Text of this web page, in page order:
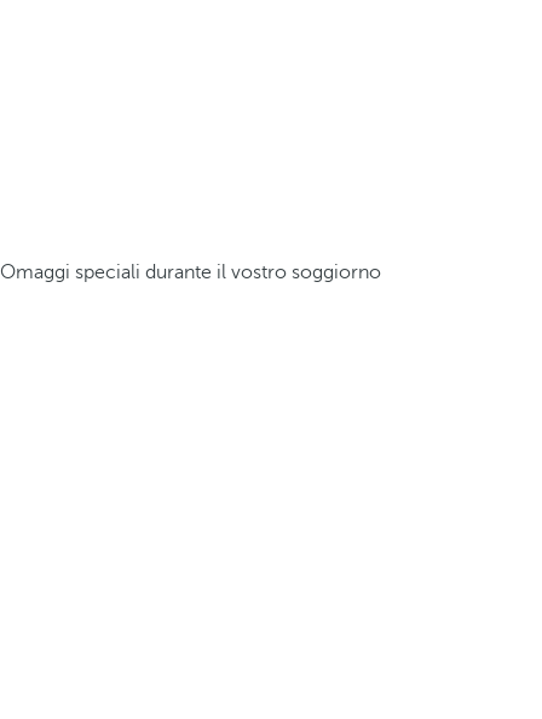
Omaggi speciali durante il vostro soggiorno